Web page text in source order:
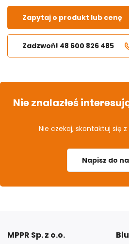
Zapytaj o produkt lub cenę
Zadzwoń! 48 600 826 485
Nie znalazłeś
Nie czekaj, skontaktuj się
Napisz do
MPPR Sp. z o.o.